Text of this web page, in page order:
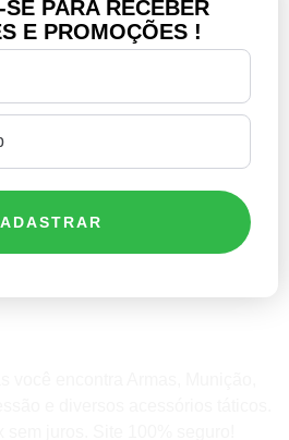
PARA RECEBER
E PROMOÇÕES !